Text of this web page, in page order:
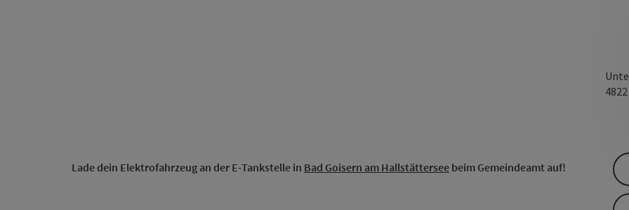
4822
Lade dein Elektrofahrzeug an der E-Tankstelle in Bad Goisern am Hallstättersee beim Gemeindeamt auf!